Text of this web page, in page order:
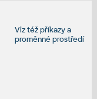
Viz téžpříkazya
proměnné prostředí